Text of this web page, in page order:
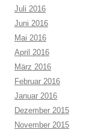
Juli 2016
Juni 2016
Mai 2016
April 2016
März 2016
Februar 2016
Januar 2016
Dezember 2015
November 2015